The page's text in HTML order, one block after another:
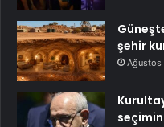
şehir
Ağustos